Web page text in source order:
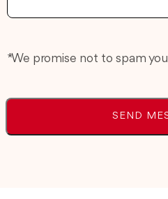
* We promise not to spam